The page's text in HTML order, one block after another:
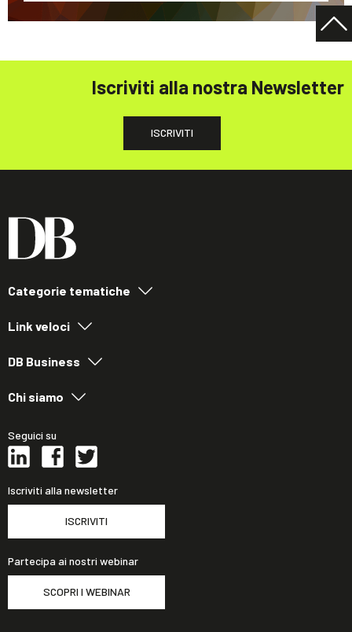
Iscriviti alla nostra Newsletter
ISCRIVITI
Categorie tematiche
Link veloci
DB Business
Chi siamo
Seguici su
Iscriviti alla newsletter
ISCRIVITI
Partecipa ai nostri webinar
SCOPRI I WEBINAR